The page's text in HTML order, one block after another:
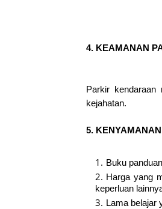
4. KEAMANAN
Parkir
kejahatan.
5.
Buku
Harga yang
keperluan
Lama belajar